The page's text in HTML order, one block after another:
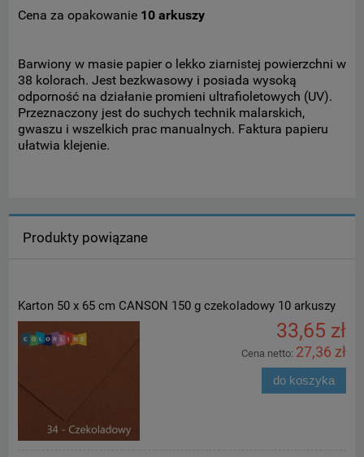
Cena za opakowanie 10 arkuszy
Barwiony w masie papier o lekko ziarnistej powierzchni w
38 kolorach. Jest bezkwasowy i posiada wysoką
odporność na działanie promieni ultrafioletowych (UV).
Przeznaczony jest do suchych technik malarskich,
gwaszu i wszelkich prac manualnych. Faktura papieru
ułatwia klejenie.
Produkty powiązane
Karton 50 x 65 cm CANSON 150 g czekoladowy 10 arkuszy
33,65 zł
Cena netto: 27,36 zł
do koszyka